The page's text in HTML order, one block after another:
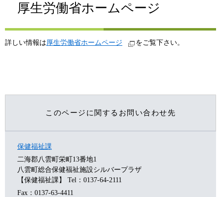
厚生労働省ホームページ
詳しい情報は厚生労働省ホームページ をご覧下さい。
このページに関するお問い合わせ先
保健福祉課
二海郡八雲町栄町13番地1
八雲町総合保健福祉施設シルバープラザ
【保健福祉課】
Tel：0137-64-2111
Fax：0137-63-4411